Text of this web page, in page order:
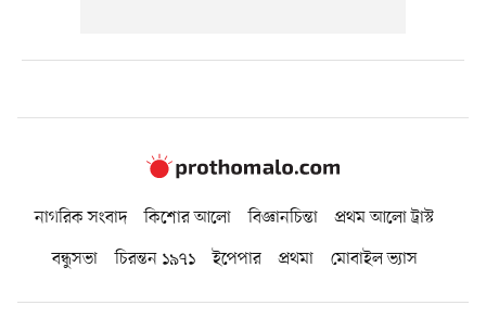
নাগরিক সংবাদ কিশোর আলো বিজ্ঞানচিন্তা
প্রথম আলো ট্রাস্ট
বন্ধুসভা
চিরন্তন ১৯৭১ ইপেপার প্রথমা মোবাইল ভ্যাস